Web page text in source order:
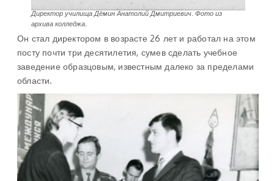
Директор училища Дёмин Анатолий Дмитриевич.Фото из
архива колледжа.
Он стал директором в возрасте 26 лет и работал на этом
посту почти три десятилетия, сумев сделать учебное
заведение образцовым, известным далеко за пределами
области.